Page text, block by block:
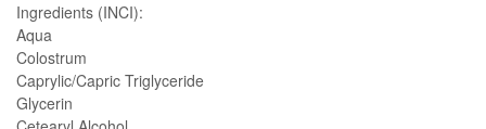
Ingredients (INCI):
Aqua
Colostrum
Caprylic/Capric Triglyceride
Glycerin